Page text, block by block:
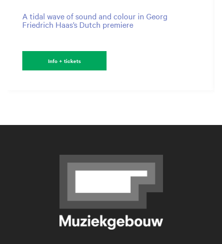
A tidal wave of sound and colour in Georg
Friedrich Haas’s Dutch premiere
Info + tickets